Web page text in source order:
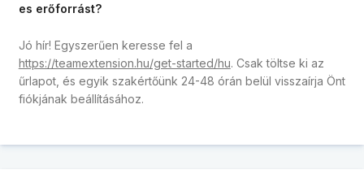
es erőforrást?
Jó hír! Egyszerűen keresse fel a
https://teamextension.hu/get-started/hu. Csak töltse ki az
űrlapot, és egyik szakértőünk 24-48 órán belül visszaírja Önt
fiókjának beállításához.